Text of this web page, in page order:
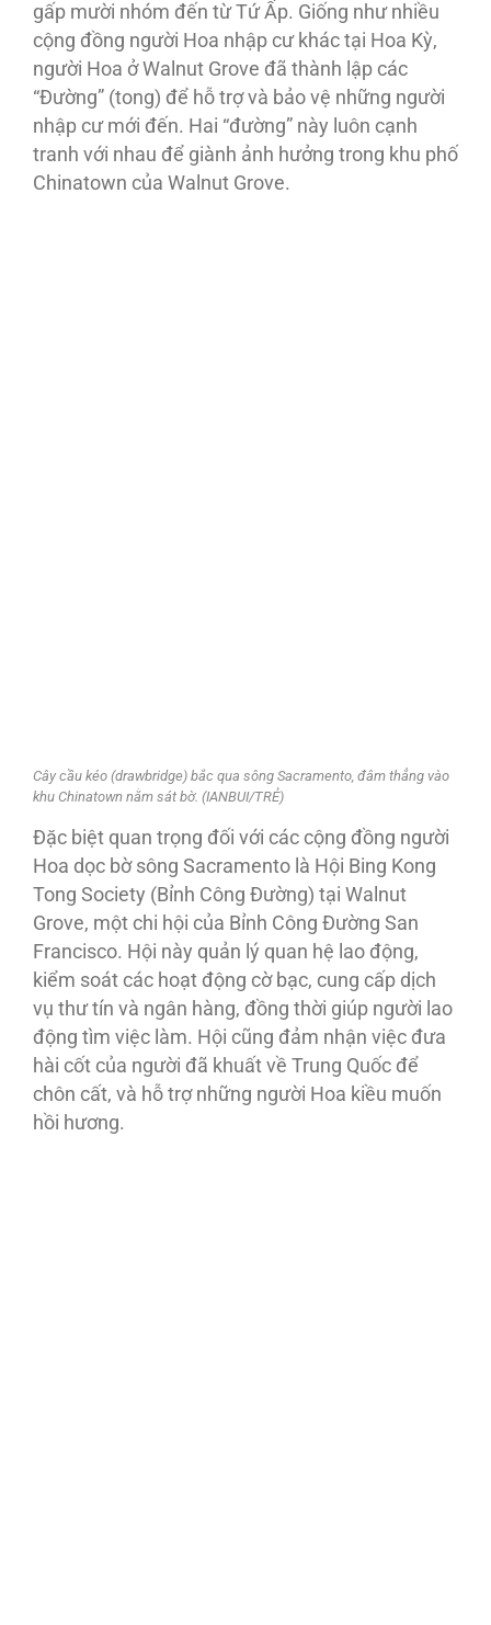
gấp mười nhóm đến từ Tứ Ấp. Giống như nhiều
cộng đồng người Hoa nhập cư khác tại Hoa Kỳ,
người Hoa ở Walnut Grove đã thành lập các
“Đường” (tong) để hỗ trợ và bảo vệ những người
nhập cư mới đến. Hai “đường” này luôn cạnh
tranh với nhau để giành ảnh hưởng trong khu phố
Chinatown của Walnut Grove.
Cây cầu kéo (drawbridge) bắc qua sông Sacramento, đâm thẳng vào
khu Chinatown nằm sát bờ. (IANBUI/TRẺ)
Đặc biệt quan trọng đối với các cộng đồng người
Hoa dọc bờ sông Sacramento là Hội Bing Kong
Tong Society (Bỉnh Công Đường) tại Walnut
Grove, một chi hội của Bỉnh Công Đường San
Francisco. Hội này quản lý quan hệ lao động,
kiểm soát các hoạt động cờ bạc, cung cấp dịch
vụ thư tín và ngân hàng, đồng thời giúp người lao
động tìm việc làm. Hội cũng đảm nhận việc đưa
hài cốt của người đã khuất về Trung Quốc để
chôn cất, và hỗ trợ những người Hoa kiều muốn
hồi hương.